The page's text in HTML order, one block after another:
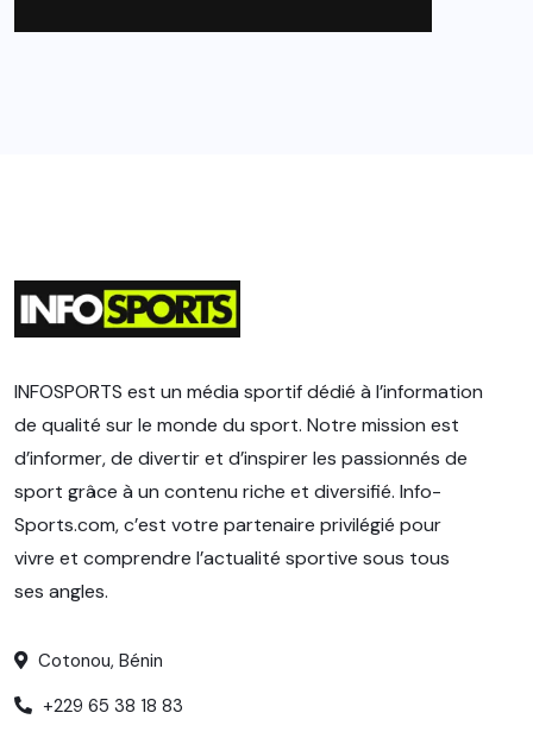
INFOSPORTS est un média sportif dédié à l’information
de qualité sur le monde du sport. Notre mission est
d’informer, de divertir et d’inspirer les passionnés de
sport grâce à un contenu riche et diversifié. Info-
Sports.com, c’est votre partenaire privilégié pour
vivre et comprendre l’actualité sportive sous tous
ses angles.
Cotonou, Bénin
+229 65 38 18 83